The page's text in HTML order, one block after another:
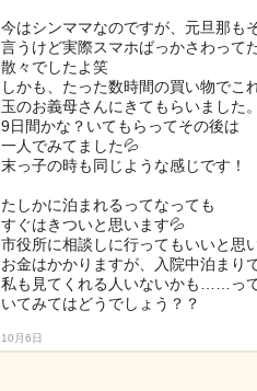
今はシンママなのですが、元旦那
言うけど実際スマホばっかさわって
散々でしたよ笑
しかも、たった数時間の買い物でこ
玉のお義母さんにきてもらいました
9日間かな？いてもらってその後は
一人でみてました💦
末っ子の時も同じような感じです！
たしかに泊まれるってなっても
すぐはきついと思います💦
市役所に相談しに行ってもいいと思
お金はかかりますが、入院中泊まり
私も見てくれる人いないかも……っ
いてみてはどうでしょう？？
10月6日